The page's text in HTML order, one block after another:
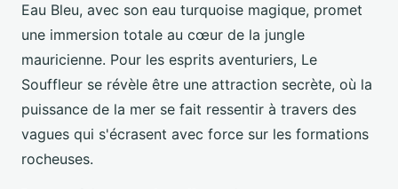
Eau Bleu, avec son eau turquoise magique, promet
une immersion totale au cœur de la jungle
mauricienne. Pour les esprits aventuriers, Le
Souffleur se révèle être une attraction secrète, où la
puissance de la mer se fait ressentir à travers des
vagues qui s'écrasent avec force sur les formations
rocheuses.